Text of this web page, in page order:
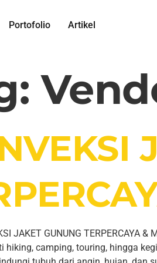
Portofolio Artikel
JAKET GUNUNG
hiking, camping, touring, hingga